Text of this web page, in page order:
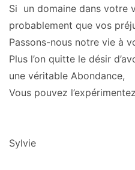
Si un domaine dans votre
probablement que vos
Passons-nous notre vie à
Plus l’on quitte le désir
une véritable Abondance,
Vous pouvez
Sylvie